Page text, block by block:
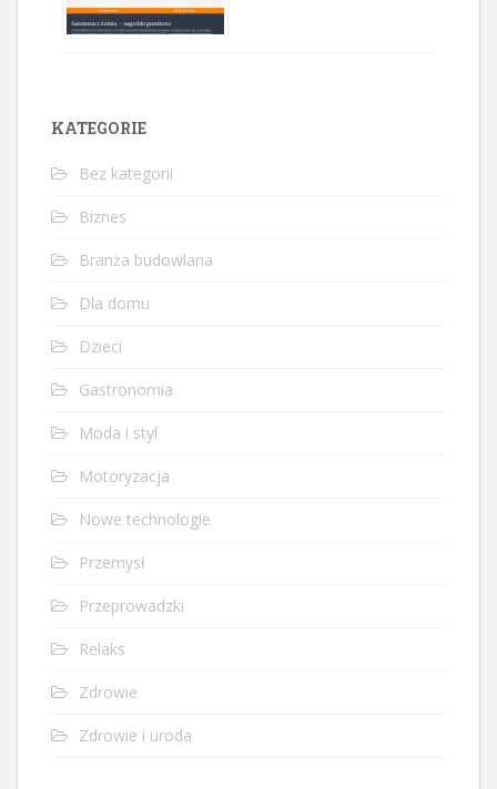
KATEGORIE
Bez kategorii
Biznes
Branża budowlana
Dla domu
Dzieci
Gastronomia
Moda i styl
Motoryzacja
Nowe technologie
Przemysł
Przeprowadzki
Relaks
Zdrowie
Zdrowie i uroda